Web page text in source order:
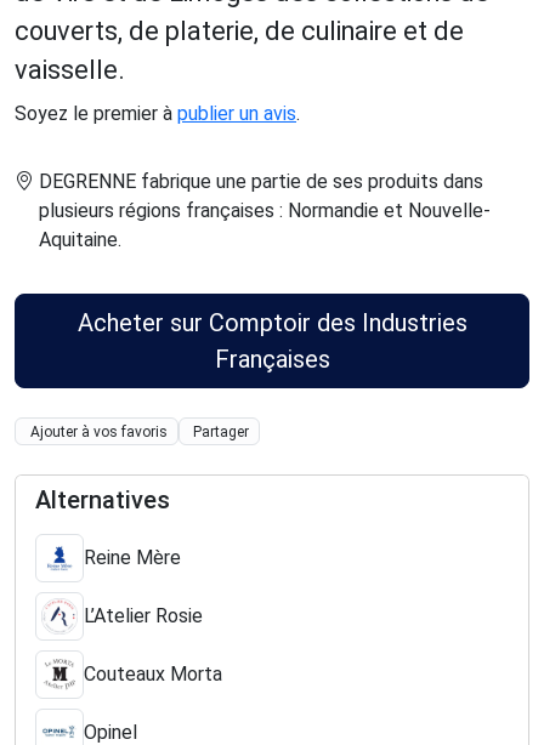
couverts, de platerie, de culinaire et de
vaisselle.
Soyez le premier à publier un avis.
DEGRENNE fabrique une partie de ses produits dans
plusieurs régions françaises : Normandie et Nouvelle-
Aquitaine.
Acheter sur Comptoir des Industries
Françaises
Ajouter à vos favoris Partager
Alternatives
Reine Mère
L’Atelier Rosie
Couteaux Morta
Opinel